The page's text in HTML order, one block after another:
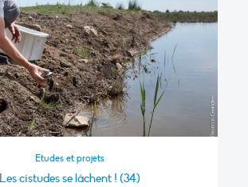
Etudes et projets
Les cistudes se lâchent ! (34)